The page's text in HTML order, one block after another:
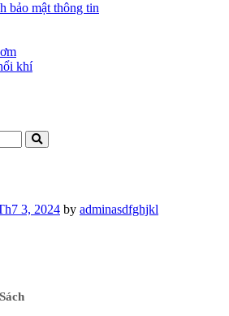
bảo mật thông tin
khí
3, 2024 by adminasdfghjkl